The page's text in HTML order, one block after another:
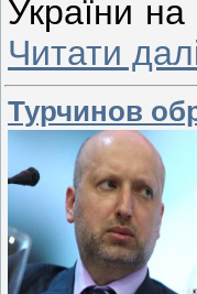
України
Читати
Турчинов